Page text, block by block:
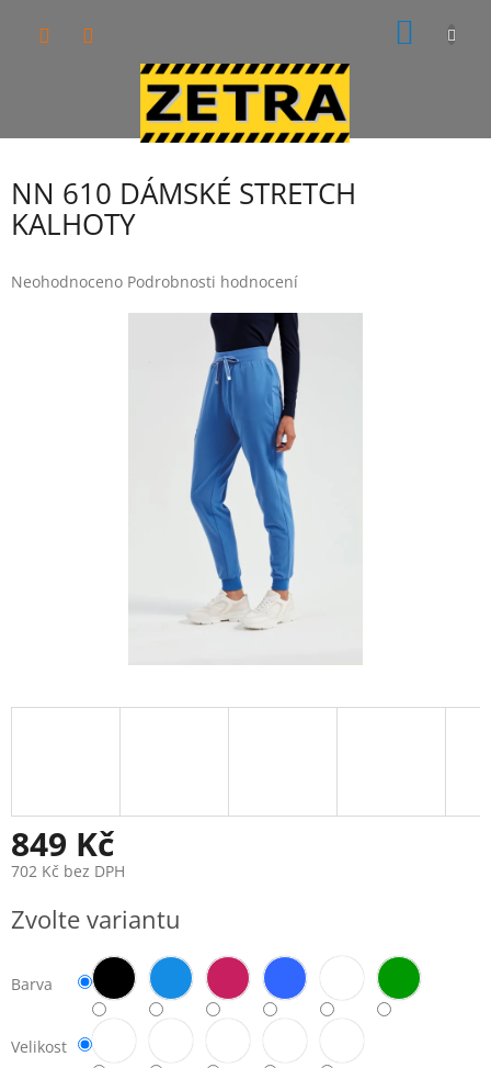
NN 610 DÁMSKÉ STRETCH
KALHOTY
Průměrné
Neohodnoceno Podrobnosti hodnocení
849 Kč
702 Kč bez DPH
cena:
Zvolte variantu
Barva
Velikost